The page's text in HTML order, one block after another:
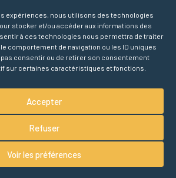
expériences, nous utilisons des technologies
stocker et/ou accéder aux informations des
à ces technologies nous permettra de traiter
comportement de navigation ou les ID uniques
pas consentir ou de retirer son consentement
sur certaines caractéristiques et fonctions.
Accepter
Refuser
Voir les préférences
Liens rapides
Accueil
Agenda des conférences
Partenaires
À propos